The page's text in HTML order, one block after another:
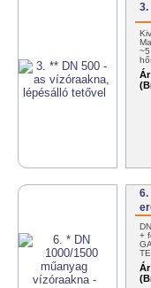
3.
6.
+